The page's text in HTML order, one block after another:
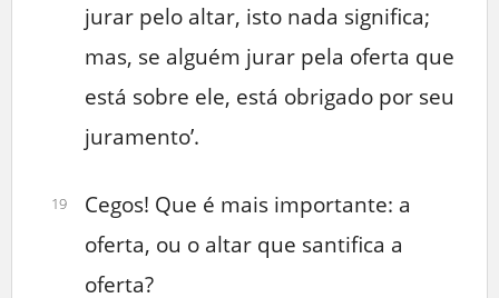
jurar pelo altar, isto nada significa;
mas, se alguém jurar pela oferta que
está sobre ele, está obrigado por seu
juramento’.
19
Cegos! Que é mais importante: a
oferta, ou o altar que santifica a
oferta?